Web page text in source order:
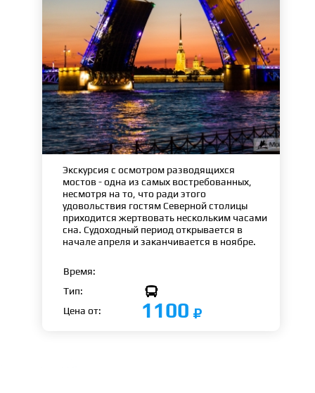
Экскурсия с осмотром разводящихся
мостов - одна из самых востребованных,
несмотря на то, что ради этого
удовольствия гостям Северной столицы
приходится жертвовать нескольким часами
сна. Судоходный период открывается в
начале апреля и заканчивается в ноябре.
Время:
Тип:

Цена от: 1100